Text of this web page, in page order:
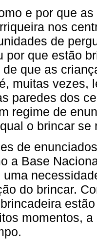
e por que
nos
de
por que estão
que as
muitas vezes,
paredes dos
regime de
o brincar
de
a Base
uma
do brincar.
momentos,